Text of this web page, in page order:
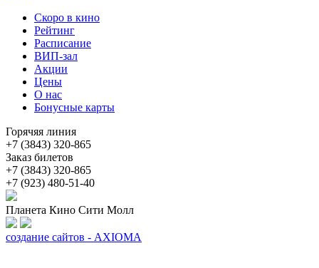
Скоро в кино
Рейтинг
Расписание
ВИП-зал
Акции
Цены
О нас
Бонусные карты
Горячяя линия
+7 (3843) 320-865
Заказ билетов
+7 (3843) 320-865
+7 (923) 480-51-40
Планета Кино Сити Молл
создание сайтов - AXIOMA